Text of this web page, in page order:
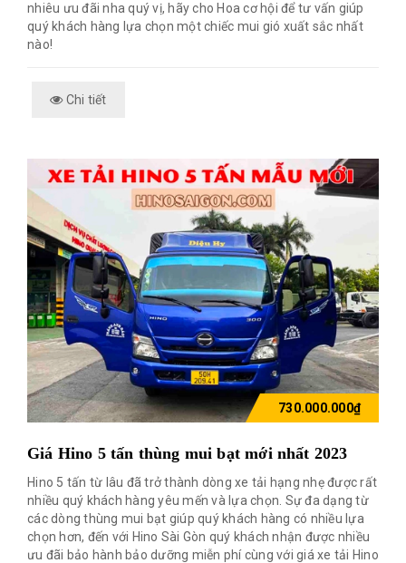
nhiêu ưu đãi nha quý vị, hãy cho Hoa cơ hội để tư vấn giúp
quý khách hàng lựa chọn một chiếc mui gió xuất sắc nhất
nào!
Chi tiết
730.000.000₫
Giá Hino 5 tấn thùng mui bạt mới nhất 2023
Hino 5 tấn từ lâu đã trở thành dòng xe tải hạng nhẹ được rất
nhiều quý khách hàng yêu mến và lựa chọn. Sự đa dạng từ
các dòng thùng mui bạt giúp quý khách hàng có nhiều lựa
chọn hơn, đến với Hino Sài Gòn quý khách nhận được nhiều
ưu đãi bảo hành bảo dưỡng miễn phí cùng với giá xe tải Hino